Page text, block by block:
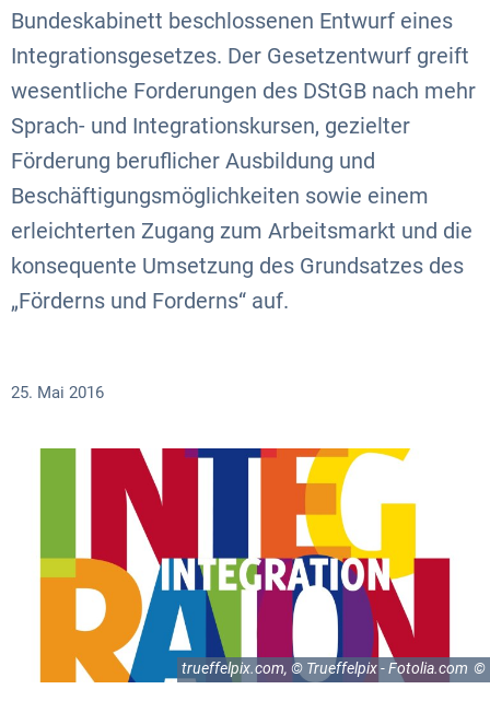
Bundeskabinett beschlossenen Entwurf eines
Integrationsgesetzes. Der Gesetzentwurf greift
wesentliche Forderungen des DStGB nach mehr
Sprach- und Integrationskursen, gezielter
Förderung beruflicher Ausbildung und
Beschäftigungsmöglichkeiten sowie einem
erleichterten Zugang zum Arbeitsmarkt und die
konsequente Umsetzung des Grundsatzes des
„Förderns und Forderns“ auf.
25. Mai 2016
trueffelpix.com, © Trueffelpix - Fotolia.com